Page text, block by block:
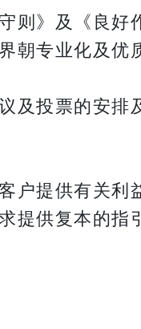
则》及《良好
专业化及优
及投票的安排
户提供有关利
供复本的指